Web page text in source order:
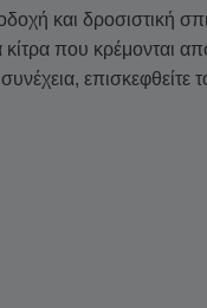
και δροσιστική
που κρέμονται
επισκεφθείτε
συλλογή